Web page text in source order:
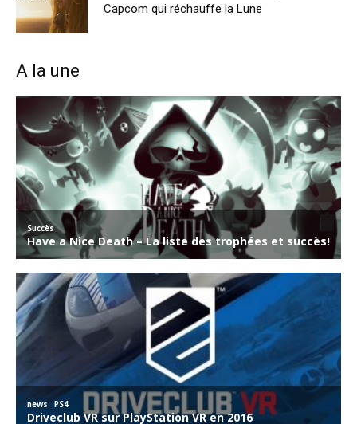
Capcom qui réchauffe la Lune
A la une